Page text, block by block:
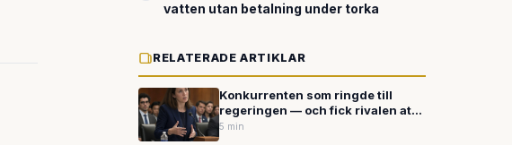
vatten utan betalning under torka
RELATERADE ARTIKLAR
Konkurrenten som ringde till
regeringen — och fick rivalen att
dra tillbaka sina modeller
5 min